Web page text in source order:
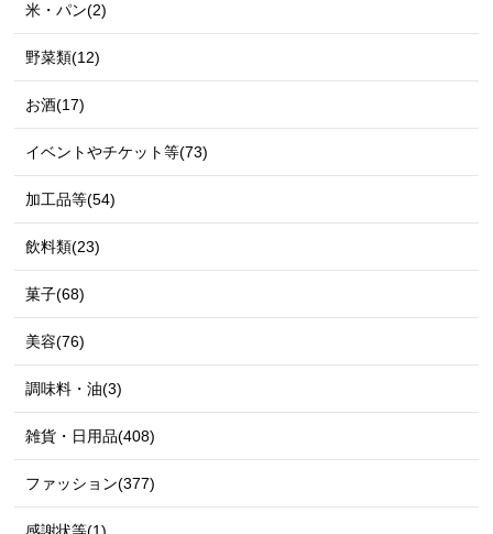
米・パン(2)
野菜類(12)
お酒(17)
イベントやチケット等(73)
加工品等(54)
飲料類(23)
菓子(68)
美容(76)
調味料・油(3)
雑貨・日用品(408)
ファッション(377)